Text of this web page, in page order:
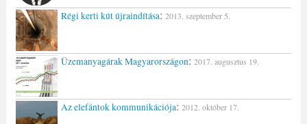
Régi kerti kút újraindítása: 2013. szeptember 5.
Üzemanyagárak Magyarországon: 2017. augusztus 19.
Az elefántok kommunikációja: 2012. október 17.